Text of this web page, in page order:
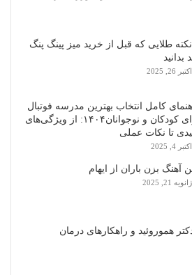
۵ نکته طلایی که قبل از خرید میز پینگ پنگ
بدانید
اکتبر 26, 2025
کامل انتخاب بهترین مدرسه فوتبال
برای کودکان و نوجوانان۱۴۰۴: از ویژگی‌های
تا نکات عملی
اکتبر 4, 2025
آهنگ بزن باران از ایهام
ژانویه 21, 2025
هموروئید و راهکارهای درمان